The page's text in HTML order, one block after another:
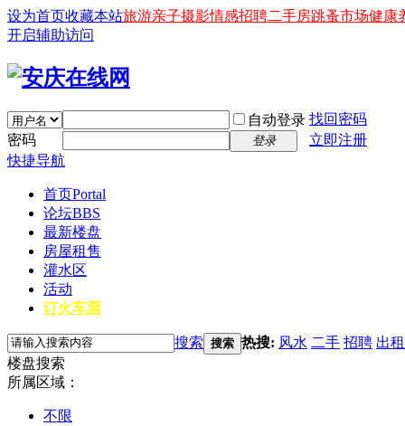
设为首页收藏本站旅游亲子摄影情感招聘二手房跳蚤市场健康
开启辅助访问
自动登录 找回密码
密码
登录
立即注册
快捷导航
首页Portal
论坛BBS
最新楼盘
房屋租售
灌水区
活动
订火车票
搜索 搜索 热搜: 风水 二手 招聘 出租
楼盘搜索
所属区域：
不限